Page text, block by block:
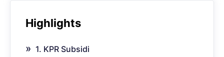
Highlights
1. KPR Subsidi